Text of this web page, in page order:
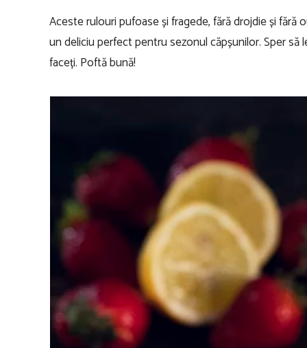
Aceste rulouri pufoase și fragede, fără drojdie și fără
un deliciu perfect pentru sezonul căpșunilor. Sper
faceți. Poftă bună!